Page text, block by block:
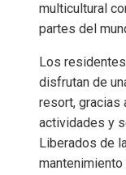
multicultural
partes del
Los
disfrutan de
resort, gracias
actividades y
Liberados de